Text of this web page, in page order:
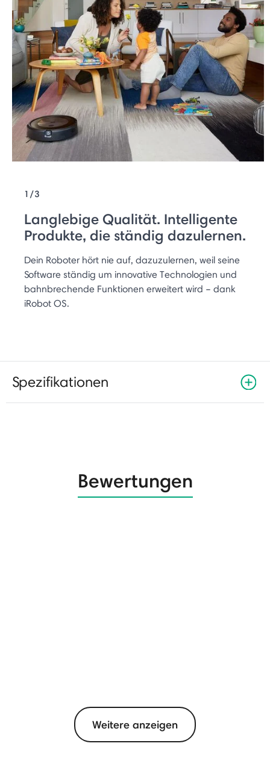
1/3
Langlebige Qualität. Intelligente
Produkte, die ständig dazulernen.
Dein Roboter hört nie auf, dazuzulernen, weil seine
Software ständig um innovative Technologien und
bahnbrechende Funktionen erweitert wird – dank
iRobot OS.
Spezifikationen
Bewertungen
Weitere anzeigen